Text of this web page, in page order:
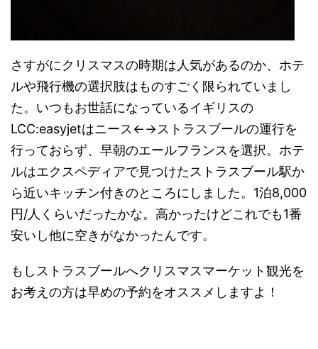
さすがにクリスマスの時期は人気があるのか、ホテ
ルや飛行機の選択肢はものすごく限られていまし
た。いつもお世話になっているイギリスの
LCC:easyjetはニース←→ストラスブールの運行を
行っておらず、早朝のエールフランスを選択。ホテ
ルはエクスペディアで見つけたストラスブール駅か
ら近いキッチン付きのところにしました。1泊8,000
円/人くらいだったかな。高かったけどこれでも1番
安いし他に空きがなかったんです。
もしストラスブールへクリスマスマーケット観光を
お考えの方は早めの予約をオススメしますよ！